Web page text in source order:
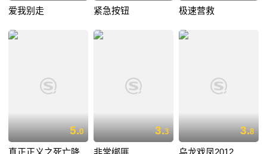
爱我别走 紧急按钮 极速营救
5.0 3.3 3.8